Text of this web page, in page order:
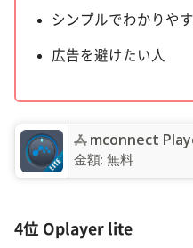
シンプルでわかりや
広告を避けたい人
‎mconnect
金額: 無料
4位 Oplayer lite